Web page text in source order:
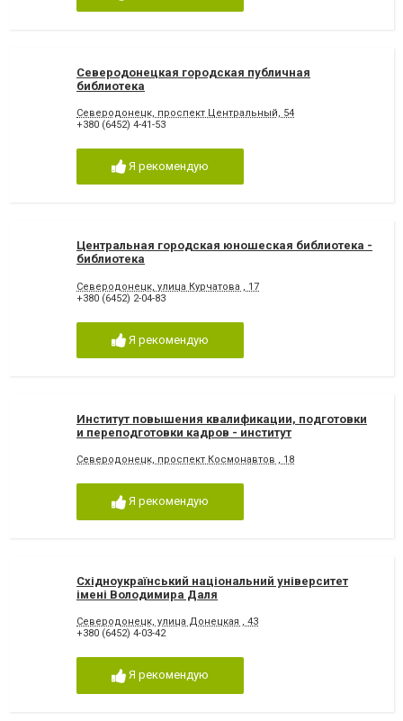
Северодонецкая городская публичная
библиотека
Северодонецк, проспект Центральный, 54
+380 (6452) 4-41-53
Я рекомендую
Центральная городская юношеская библиотека -
библиотека
Северодонецк, улица Курчатова , 17
+380 (6452) 2-04-83
Я рекомендую
Институт повышения квалификации, подготовки
и переподготовки кадров - институт
Северодонецк, проспект Космонавтов , 18
Я рекомендую
Східноукраїнський національний університет
імені Володимира Даля
Северодонецк, улица Донецкая , 43
+380 (6452) 4-03-42
Я рекомендую